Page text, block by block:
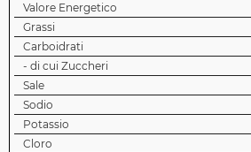
Valore Energetico
Grassi
Carboidrati
- di cui Zuccheri
Sale
Sodio
Potassio
Cloro